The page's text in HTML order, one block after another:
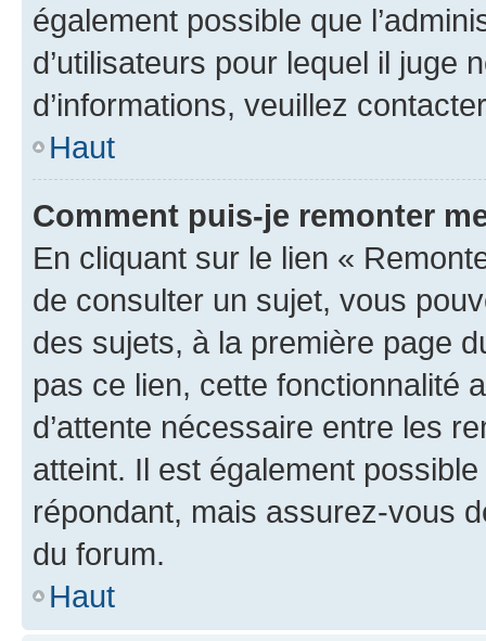
également possible que
d’utilisateurs pour lequel il juge
d’informations, veuillez
Haut
Comment puis-je remonter
En cliquant sur le lien «
de consulter un sujet, vous
des sujets, à la première page
pas ce lien, cette fonctionnalité
d’attente nécessaire entre les
atteint. Il est également
répondant, mais assurez-vous
du forum.
Haut